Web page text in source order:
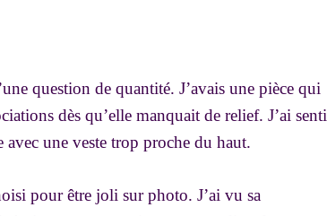
question de quantité. J’avais une pièce qui
dès qu’elle manquait de relief. J’ai senti
avec une veste trop proche du haut.
pour être joli sur photo. J’ai vu sa